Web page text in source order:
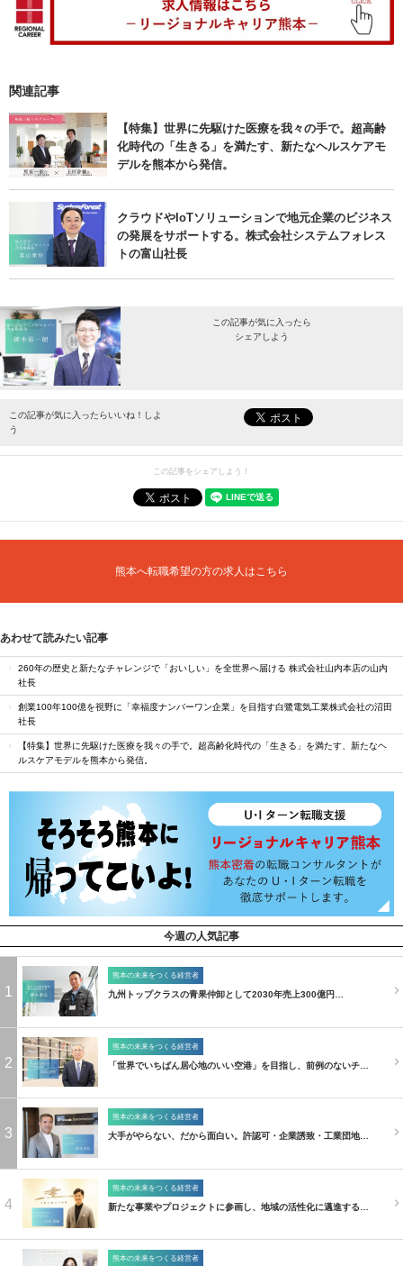
関連記事
【特集】世界に先駆けた医療を我々の手で。超高齢
化時代の「生きる」を満たす、新たなヘルスケアモ
デルを熊本から発信。
クラウドやIoTソリューションで地元企業のビジネス
の発展をサポートする。株式会社システムフォレス
トの富山社長
この記事が気に入ったら
シェアしよう
最新情報をお届けします。
この記事が気に入ったらいいね！しよ
う
この記事をシェアしよう！
熊本へ転職希望の方の求人はこちら
あわせて読みたい記事
260年の歴史と新たなチャレンジで「おいしい」を全世界へ届ける 株式会社山内本店の山内
社長
創業100年100億を視野に「幸福度ナンバーワン企業」を目指す白鷺電気工業株式会社の沼田
社長
【特集】世界に先駆けた医療を我々の手で。超高齢化時代の「生きる」を満たす、新たなヘ
ルスケアモデルを熊本から発信。
今週の人気記事
1
熊本の未来をつくる経営者
九州トップクラスの青果仲卸として2030年売上300億円…
2
熊本の未来をつくる経営者
「世界でいちばん居心地のいい空港」を目指し、前例のないチ…
3
熊本の未来をつくる経営者
大手がやらない、だから面白い。許認可・企業誘致・工業団地…
4
熊本の未来をつくる経営者
新たな事業やプロジェクトに参画し、地域の活性化に邁進する…
熊本の未来をつくる経営者